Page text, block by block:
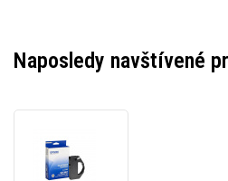
Naposledy navštívené